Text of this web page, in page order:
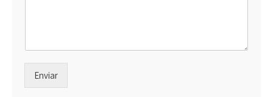
Enviar